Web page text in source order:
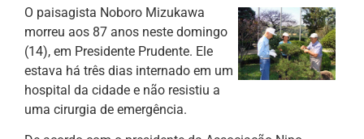
O paisagista Noboro Mizukawa
morreu aos 87 anos neste domingo
(14), em Presidente Prudente. Ele
estava há três dias internado em um
hospital da cidade e não resistiu a
uma cirurgia de emergência.